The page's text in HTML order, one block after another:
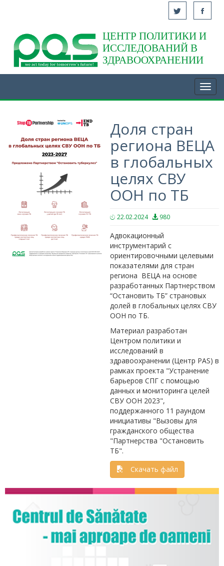
Acasă
ЦЕНТР ПОЛИТИКИ И
ИССЛЕДОВАНИЙ В
ЗДРАВООХРАНЕНИИ
Доля стран
региона ВЕЦА
в глобальных
целях СВУ
ООН по ТБ
22.02.2024 980
Адвокационный
инструментарий с
ориентировочными целевыми
показателями для стран
региона ВЕЦА на основе
разработанных Партнерством
“Остановить ТБ” страновых
долей в глобальных целях СВУ
ООН по ТБ.
Материал разработан
Центром политики и
исследований в
здравоохранении (Центр PAS) в
рамках проекта "Устранение
барьеров СПГ с помощью
данных и мониторинга целей
СВУ ООН 2023",
поддержанного 11 раундом
инициативы "Вызовы для
гражданского общества
"Партнерства "Остановить
ТБ".
Скачать файл